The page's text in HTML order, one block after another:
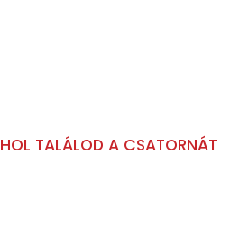
HOL TALÁLOD A CSATORNÁT